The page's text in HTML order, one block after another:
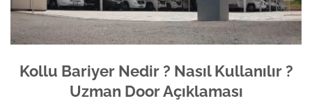
Kollu Bariyer Nedir ? Nasıl Kullanılır ?
Uzman Door Açıklaması